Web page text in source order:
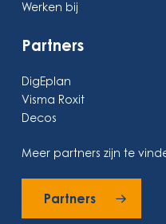
Werken bij
Partners
DigEplan
Visma Roxit
Decos
Meer partners zijn te
Partners